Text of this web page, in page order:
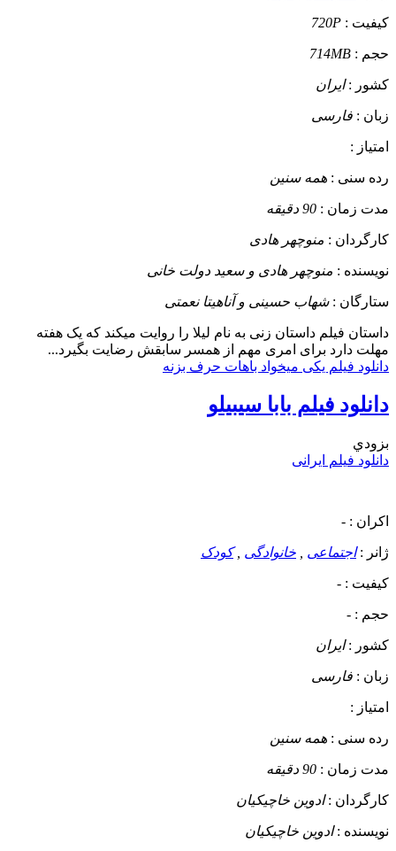
کیفیت : 720P
حجم : 714MB
کشور :ایران
زبان : فارسی
امتیاز :
رده سنی : همه سنین
مدت زمان : 90 دقیقه
کارگردان : منوچهر هادی
نویسنده : منوچهر هادی و سعید دولت خانی
ستارگان :شهاب حسینی و آناهیتا نعمتی
داستان فیلم داستان زنی به نام لیلا را روایت میکند که یک هفته
مهلت دارد برای امری مهم از همسر سابقش رضایت بگیرد...
دانلود فیلم یکی میخواد باهات حرف بزنه
دانلود فیلم بابا سیبیلو
بزودي
دانلود فیلم ایرانی
اکران : -
ژانر :اجتماعی خانوادگی ,کودک
کیفیت : -
حجم : -
کشور :ایران
زبان : فارسی
امتیاز :
رده سنی : همه سنین
مدت زمان : 90 دقیقه
کارگردان :ادوین خاچیکیان
نویسنده :ادوین خاچیکیان